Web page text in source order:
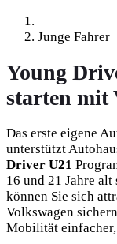
Junge Fahrer
Young
starten mit
Das erste eigene
unterstützt
Driver U21
16 und 21 Jahre
können Sie sich
Volkswagen
Mobilität